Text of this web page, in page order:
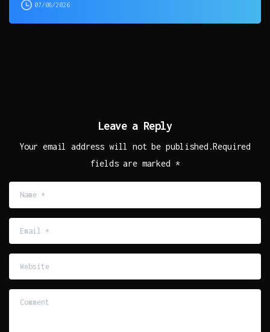
07/08/2026
Leave a Reply
Your email address will not be published.Required
fields are marked *
*
Website